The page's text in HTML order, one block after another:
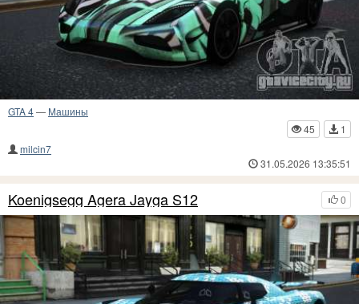
GTA 4— Машины
45
1
milcin7
31.05.2026 13:35:51
0
Koenigsegg Agera Jayga S12